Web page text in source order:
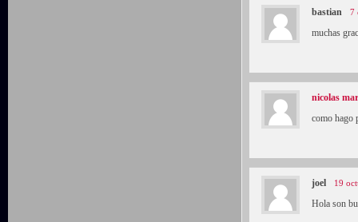
bastian 7
muchas
nicolas
como hago
joel 19
Hola son